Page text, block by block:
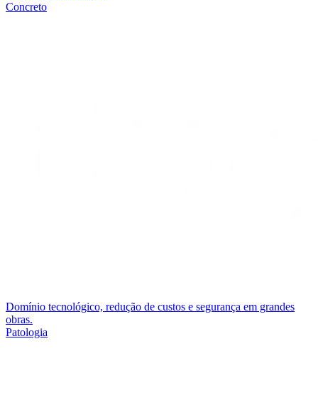
Concreto
Domínio tecnológico, redução de custos e segurança em grandes
obras.
Patologia